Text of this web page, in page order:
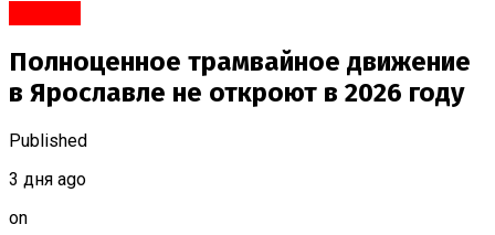
Полноценное трамвайное движение
в Ярославле не откроют в 2026 году
Published
3 дня ago
on